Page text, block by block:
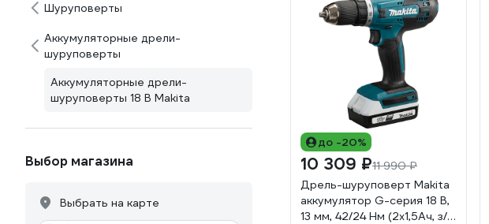
Шуруповерты
Аккумуляторные дрели-
шуруповерты
Аккумуляторные дрели-
шуруповерты 18 В Makita
Выбор магазина
Выбрать на карте
до -20%
10 309 ₽11 990 ₽
Дрель-шуруповерт Makita
аккумулятор G-серия 18 В,
13 мм, 42/24 Нм (2x1,5Ач, з/